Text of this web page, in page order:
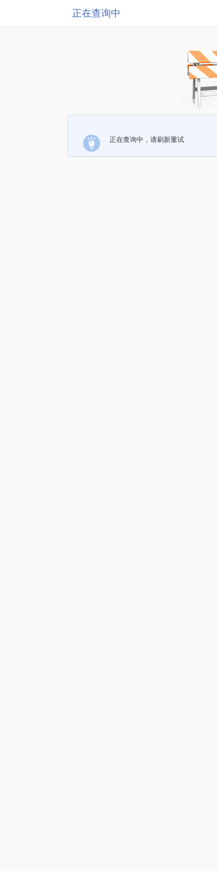
正在查询中
正在查询中，请刷新重试